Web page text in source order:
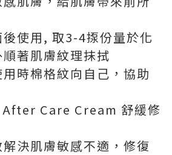
使用, 取3-4揼份量於化
著肌膚紋理抹拭
用時棉格紋向自己，協助
Care Cream 舒緩修
決肌膚敏感不適，修復